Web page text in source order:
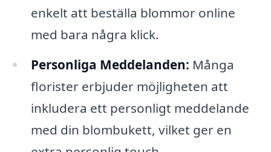
enkelt att beställa blommor online
med bara några klick.
Personliga Meddelanden: Många
florister erbjuder möjligheten att
inkludera ett personligt meddelande
med din blombukett, vilket ger en